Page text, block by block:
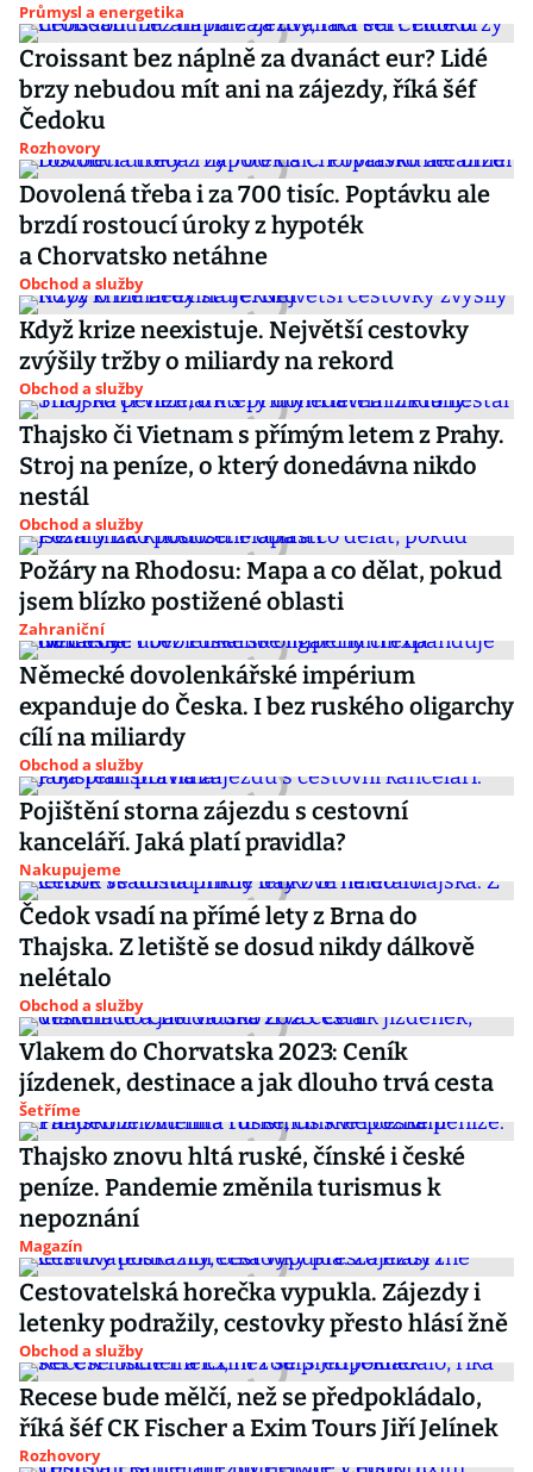
Průmysl a energetika
Croissant bez náplně za dvanáct eur? Lidé
brzy nebudou mít ani na zájezdy, říká šéf
Čedoku
Rozhovory
Dovolená třeba i za 700 tisíc. Poptávku ale
brzdí rostoucí úroky z hypoték
a Chorvatsko netáhne
Obchod a služby
Když krize neexistuje. Největší cestovky
zvýšily tržby o miliardy na rekord
Obchod a služby
Thajsko či Vietnam s přímým letem z Prahy.
Stroj na peníze, o který donedávna nikdo
nestál
Obchod a služby
Požáry na Rhodosu: Mapa a co dělat, pokud
jsem blízko postižené oblasti
Zahraniční
Německé dovolenkářské impérium
expanduje do Česka. I bez ruského oligarchy
cílí na miliardy
Obchod a služby
Pojištění storna zájezdu s cestovní
kanceláří. Jaká platí pravidla?
Nakupujeme
Čedok vsadí na přímé lety z Brna do
Thajska. Z letiště se dosud nikdy dálkově
nelétalo
Obchod a služby
Vlakem do Chorvatska 2023: Ceník
jízdenek, destinace a jak dlouho trvá cesta
Šetříme
Thajsko znovu hltá ruské, čínské i české
peníze. Pandemie změnila turismus k
nepoznání
Magazín
Cestovatelská horečka vypukla. Zájezdy i
letenky podražily, cestovky přesto hlásí žně
Obchod a služby
Recese bude mělčí, než se předpokládalo,
říká šéf CK Fischer a Exim Tours Jiří Jelínek
Rozhovory